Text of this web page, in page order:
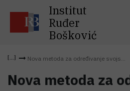
Institut
Ruđer
Bošković
Nova metoda za određivanje svojs...
Nova metoda za